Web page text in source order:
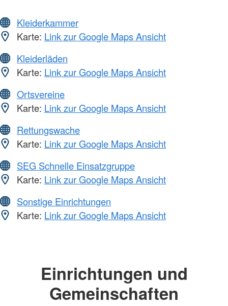
Kleiderkammer
Karte: Link zur Google Maps Ansicht
Kleiderläden
Karte: Link zur Google Maps Ansicht
Ortsvereine
Karte: Link zur Google Maps Ansicht
Rettungswache
Karte: Link zur Google Maps Ansicht
SEG Schnelle Einsatzgruppe
Karte: Link zur Google Maps Ansicht
Sonstige Einrichtungen
Karte: Link zur Google Maps Ansicht
Einrichtungen und
Gemeinschaften